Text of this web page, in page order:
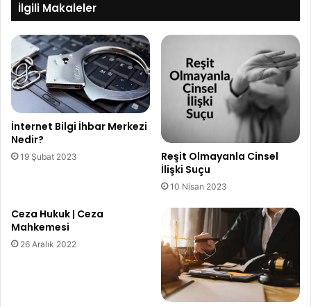
İlgili Makaleler
İnternet Bilgi İhbar Merkezi
Nedir?
19 Şubat 2023
Reşit Olmayanla Cinsel
İlişki Suçu
10 Nisan 2023
Ceza Hukuk | Ceza
Mahkemesi
26 Aralık 2022